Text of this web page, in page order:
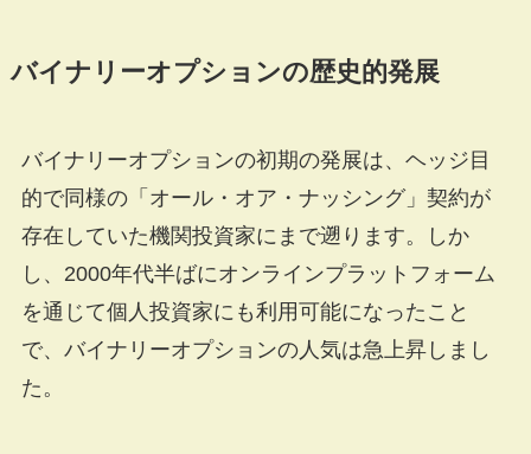
バイナリーオプションの歴史的発展
バイナリーオプションの初期の発展は、ヘッジ目
的で同様の「オール・オア・ナッシング」契約が
存在していた機関投資家にまで遡ります。しか
し、2000年代半ばにオンラインプラットフォーム
を通じて個人投資家にも利用可能になったこと
で、バイナリーオプションの人気は急上昇しまし
た。